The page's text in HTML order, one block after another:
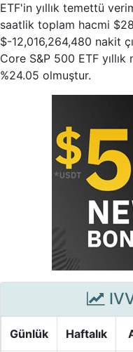
ETF'in yıllık temettü
saatlik toplam hacmi
$-12,016,264,480 nakit
Core S&P 500 ETF
%24.05 olmuştur.
Günlük Haftalık